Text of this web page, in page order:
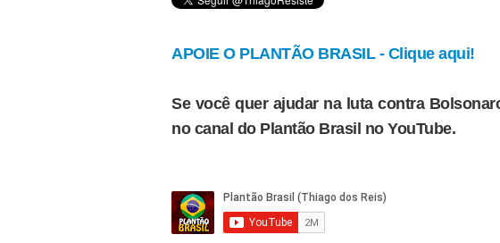
APOIE O PLANTÃO BRASIL - Clique aqui!
Se você quer ajudar na luta contra
no canal do Plantão Brasil no YouTube.